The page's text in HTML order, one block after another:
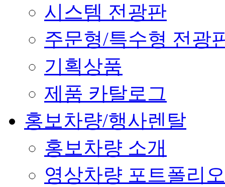
시스템 전광판
주문형/특수형 전광
기획상품
제품 카탈로그
홍보차량/행사렌탈
홍보차량 소개
영상차량 포트폴리오